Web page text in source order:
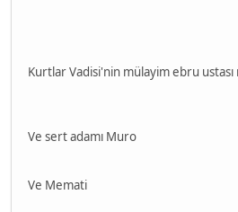
Kurtlar Vadisi'nin mülayim ebru ustası
Ve sert adamı Muro
Ve Memati